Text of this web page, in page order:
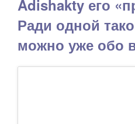
Adishakty его
Ради одной
можно уже обо